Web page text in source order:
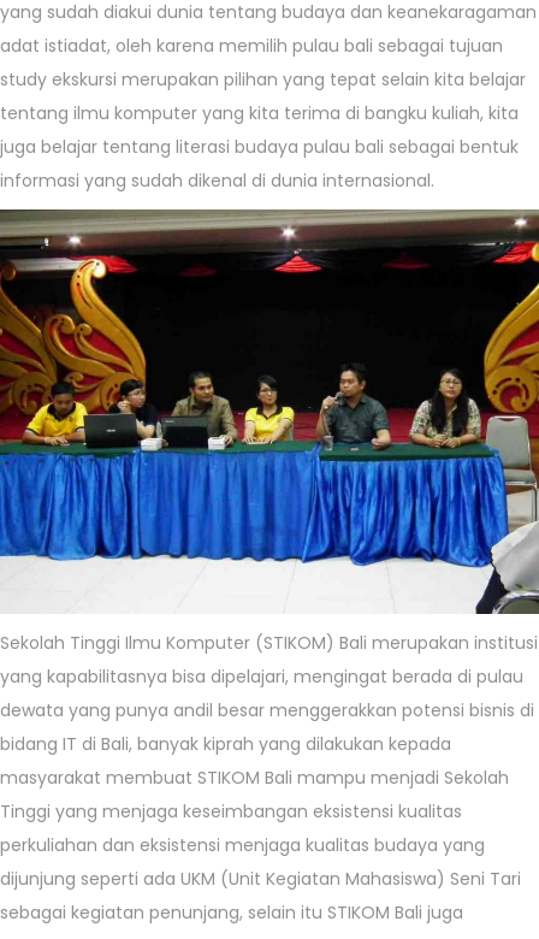
yang sudah diakui dunia tentang budaya dan keanekaragaman
adat istiadat, oleh karena memilih pulau bali sebagai tujuan
study ekskursi merupakan pilihan yang tepat selain kita belajar
tentang ilmu komputer yang kita terima di bangku kuliah, kita
juga belajar tentang literasi budaya pulau bali sebagai bentuk
informasi yang sudah dikenal di dunia internasional.
Sekolah Tinggi Ilmu Komputer (STIKOM) Bali merupakan institusi
yang kapabilitasnya bisa dipelajari, mengingat berada di pulau
dewata yang punya andil besar menggerakkan potensi bisnis di
bidang IT di Bali, banyak kiprah yang dilakukan kepada
masyarakat membuat STIKOM Bali mampu menjadi Sekolah
Tinggi yang menjaga keseimbangan eksistensi kualitas
perkuliahan dan eksistensi menjaga kualitas budaya yang
dijunjung seperti ada UKM (Unit Kegiatan Mahasiswa) Seni Tari
sebagai kegiatan penunjang, selain itu STIKOM Bali juga